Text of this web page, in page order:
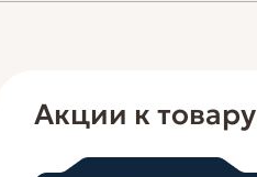
Акции к товару